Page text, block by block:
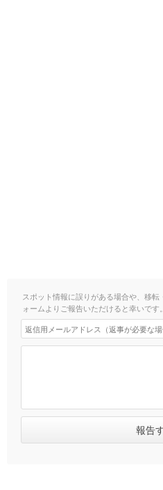
スポット情報に誤りがある場合や、移
ォームよりご報告いただけると幸いです。